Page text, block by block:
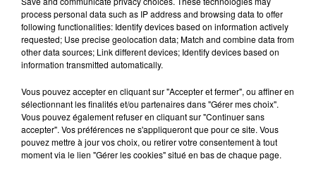
process personal data such as IP address and browsing data to offer
following functionalities: Identify devices based on information actively
requested; Use precise geolocation data; Match and combine data from
other data sources; Link different devices; Identify devices based on
information transmitted automatically.
Vous pouvez accepter en cliquant sur "Accepter et fermer", ou affiner en
sélectionnant les finalités et/ou partenaires dans "Gérer mes choix".
Vous pouvez également refuser en cliquant sur "Continuer sans
accepter". Vos préférences ne s'appliqueront que pour ce site. Vous
pouvez mettre à jour vos choix, ou retirer votre consentement à tout
moment via le lien "Gérer les cookies" situé en bas de chaque page.